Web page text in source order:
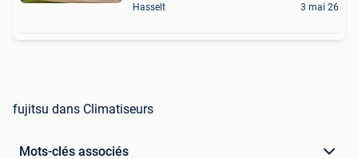
Hasselt 3 mai 26
fujitsu dans Climatiseurs
Mots-clés associés